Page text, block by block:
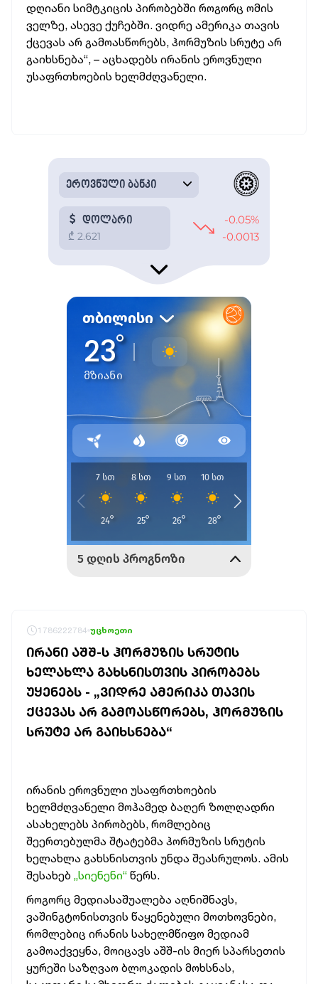
დღიანი სიმტკიცის პირობებში როგორც ომის
ველზე, ასევე ქუჩებში. ვიდრე ამერიკა თავის
ქცევას არ გამოასწორებს, ჰორმუზის სრუტე არ
გაიხსნება“, – აცხადებს ირანის ეროვნული
უსაფრთხოების ხელმძღვანელი.
1786222784 უცხოეთი
ᲘᲠᲐᲜᲘ ᲐᲨᲨ-Ს ᲰᲝᲠᲛᲣᲖᲘᲡ ᲡᲠᲣᲢᲘᲡ
ᲮᲔᲚᲐᲮᲚᲐ ᲒᲐᲮᲡᲜᲘᲡᲗᲕᲘᲡ ᲞᲘᲠᲝᲑᲔᲑᲡ
ᲣᲧᲔᲜᲔᲑᲡ - „ᲕᲘᲓᲠᲔ ᲐᲛᲔᲠᲘᲙᲐ ᲗᲐᲕᲘᲡ
ᲥᲪᲔᲕᲐᲡ ᲐᲠ ᲒᲐᲛᲝᲐᲡᲬᲝᲠᲔᲑᲡ, ᲰᲝᲠᲛᲣᲖᲘᲡ
ᲡᲠᲣᲢᲔ ᲐᲠ ᲒᲐᲘᲮᲡᲜᲔᲑᲐ“
ირანის ეროვნული უსაფრთხოების
ხელმძღვანელი მოჰამედ ბაღერ ზოლღადრი
ასახელებს პირობებს, რომლებიც
შეერთებულმა შტატებმა ჰორმუზის სრუტის
ხელახლა გახსნისთვის უნდა შეასრულოს. ამის
შესახებ „სიენენი“ წერს.
როგორც მედიასაშუალება აღნიშნავს,
ვაშინგტონისთვის წაყენებული მოთხოვნები,
რომლებიც ირანის სახელმწიფო მედიამ
გამოაქვეყნა, მოიცავს აშშ-ის მიერ სპარსეთის
ყურეში საზღვაო ბლოკადის მოხსნას,